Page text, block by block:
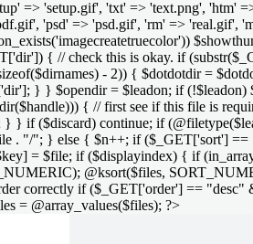
=> 'setup.gif', 'txt' => 'text.png', 'htm'
'psd' => 'psd.gif', 'rm' => 'real.gif',
{ // check this is okay. if
- 2)) { $dotdotdir =
} } $opendir = $leadon; if (!$leadon)
{ // first see if this file is
} } if ($discard) continue; if
. "/"; } else { $n++; if ($_GET['sort']
= $file; if ($displayindex) { if
@ksort($files,
correctly if ($_GET['order'] ==
= @array_values($files); ?>